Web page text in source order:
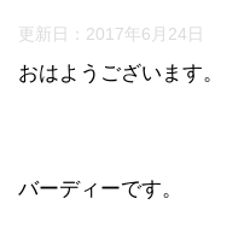
更新日： 2017年6月24日
おはようございます。
バーディーです。